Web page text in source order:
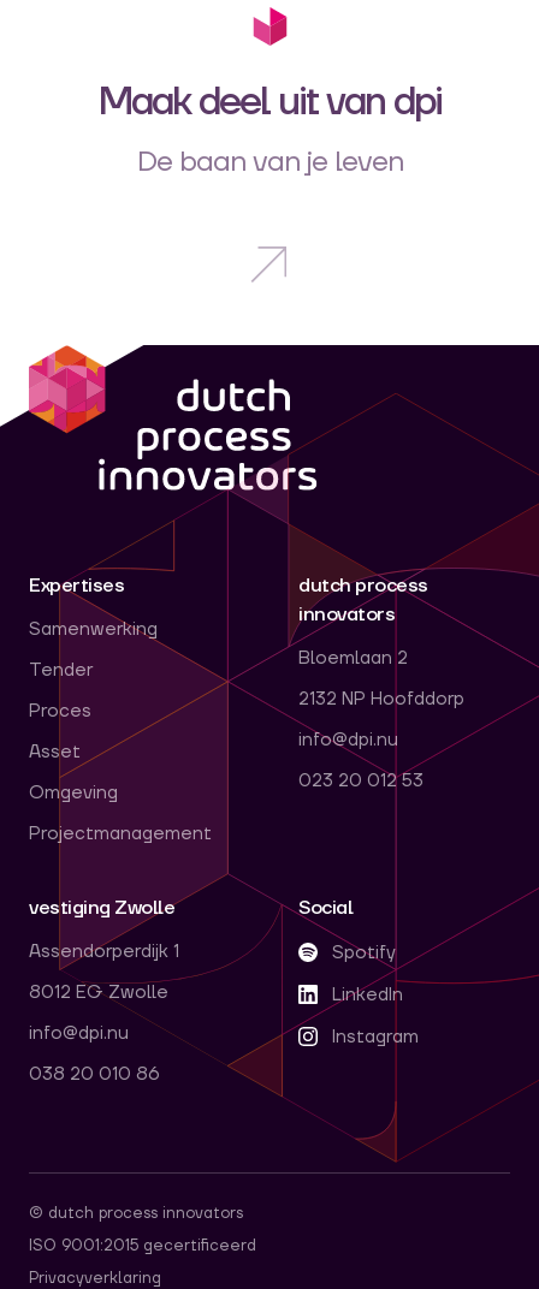
Maak deel uit van dpi
De baan van je leven
Expertises
Samenwerking
Tender
Proces
Asset
Omgeving
Projectmanagement
dutch process
innovators
Bloemlaan 2
2132 NP Hoofddorp
info@dpi.nu
023 20 012 53
vestiging Zwolle
Assendorperdijk 1
8012 EG Zwolle
info@dpi.nu
038 20 010 86
Social
Spotify
LinkedIn
Instagram
© dutch process innovators
ISO 9001:2015 gecertificeerd
Privacyverklaring